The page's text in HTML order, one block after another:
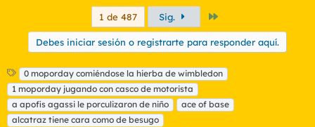
1 de 487 Sig.
Debes iniciar sesión o registrarte para responder aquí.
E
t
i
q
u
0 moporday comiéndose la hierba de wimbledon
1 moporday jugando con casco de motorista
a apofis agassi le porculizaron de niño
ace of base
alcatraz tiene cara como de besugo